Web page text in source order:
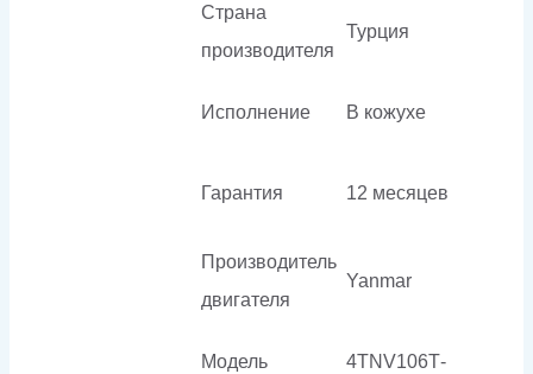
Страна
производителя
Турция
Исполнение В кожухе
Гарантия 12 месяцев
Производитель
двигателя
Yanmar
Модель
4TNV106T­